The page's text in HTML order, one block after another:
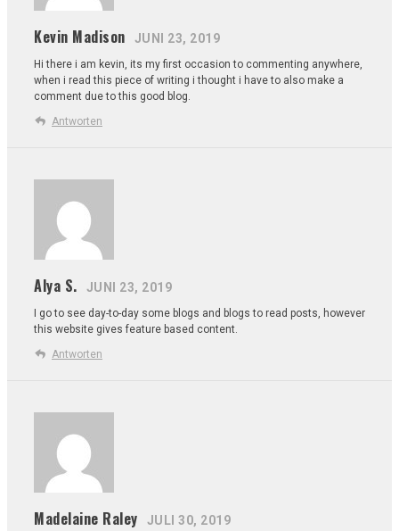
Kevin Madison JUNI 23, 2019
Hi there i am kevin, its my first occasion to commenting anywhere,
when i read this piece of writing i thought i have to also make a
comment dueto this good blog.
Antworten
Alya S. JUNI 23, 2019
I go to see day-to-day some blogs and blogs to read posts, however
this website gives feature based content.
Antworten
Madelaine Raley JULI 30, 2019